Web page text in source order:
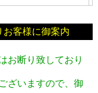
お客様に御案内
お断り致しており
ざいますので、御